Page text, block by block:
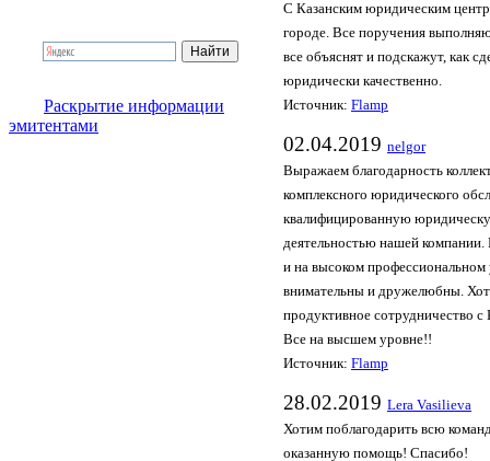
Раскрытие информации
эмитентами
С Казанским юридическим
городе. Все поручения
все объяснят и подскажут, как
юридически качественно.
Источник: Flamp
02.04.2019 nelgor
Выражаем благодарность
комплексного юридического
квалифицированную
деятельностью нашей компании.
и на высоком
внимательны и дружелюбны.
продуктивное сотрудничество
Все на высшем уровне!!
Источник: Flamp
28.02.2019 Lera Vasilieva
Хотим поблагодарить всю
оказанную помощь! Спасибо!